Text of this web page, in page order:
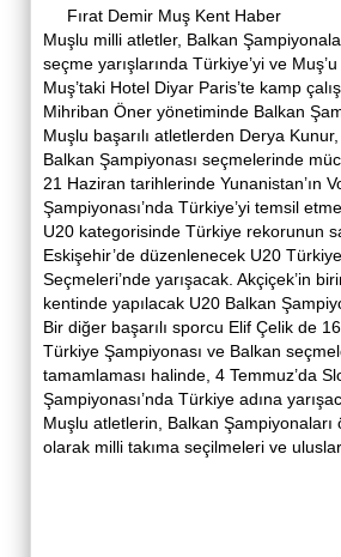
Fırat Demir Muş Kent Haber
Muşlu milli atletler, Balkan
seçme yarışlarında Türkiye’yi ve
Muş’taki Hotel Diyar Paris’te kamp
Mihriban Öner yönetiminde Balkan
Muşlu başarılı atletlerden Derya
Balkan Şampiyonası seçmelerinde
21 Haziran tarihlerinde Yunanistan’ın
Şampiyonası’nda Türkiye’yi temsil
U20 kategorisinde Türkiye rekorunun
Eskişehir’de düzenlenecek U20
Seçmeleri’nde yarışacak. Akçiçek’in
kentinde yapılacak U20 Balkan
Bir diğer başarılı sporcu Elif Çelik de
Türkiye Şampiyonası ve Balkan
tamamlaması halinde, 4 Temmuz’da
Şampiyonası’nda Türkiye adına
Muşlu atletlerin, Balkan Şampiyonaları
olarak milli takıma seçilmeleri ve